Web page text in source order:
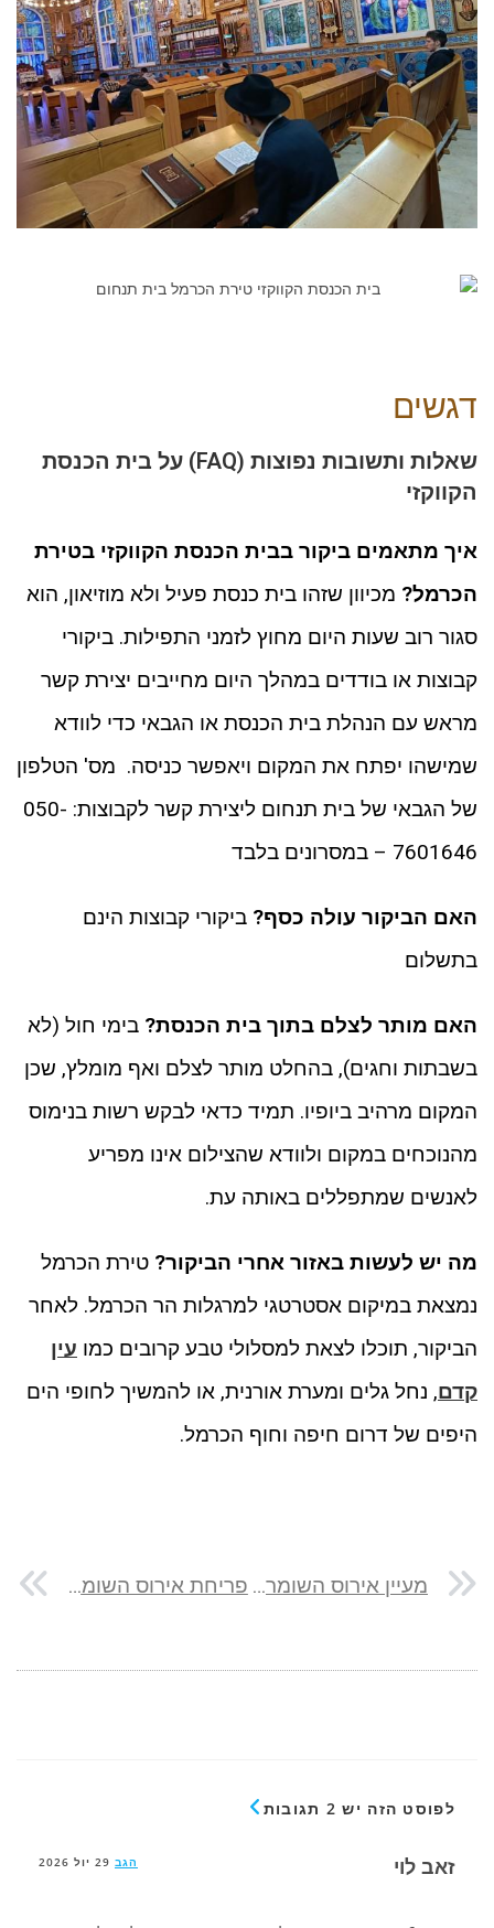
דגשים
שאלות ותשובות נפוצות (FAQ) על בית הכנסת
הקווקזי
איך מתאמים ביקור בבית הכנסת הקווקזי בטירת
הכרמל? מכיוון שזהו בית כנסת פעיל ולא מוזיאון, הוא
סגור רוב שעות היום מחוץ לזמני התפילות. ביקורי
קבוצות או בודדים במהלך היום מחייבים יצירת קשר
מראש עם הנהלת בית הכנסת או הגבאי כדי לוודא
שמישהו יפתח את המקום ויאפשר כניסה. מס' הטלפון
של הגבאי של בית תנחום ליצירת קשר לקבוצות: 050-
7601646 – במסרונים בלבד
האם הביקור עולה כסף? ביקורי קבוצות הינם
בתשלום
האם מותר לצלם בתוך בית הכנסת? בימי חול (לא
בשבתות וחגים), בהחלט מותר לצלם ואף מומלץ, שכן
המקום מרהיב ביופיו. תמיד כדאי לבקש רשות בנימוס
מהנוכחים במקום ולוודא שהצילום אינו מפריע
לאנשים שמתפללים באותה עת.
מה יש לעשות באזור אחרי הביקור? טירת הכרמל
נמצאת במיקום אסטרטגי למרגלות הר הכרמל. לאחר
הביקור, תוכלו לצאת למסלולי טבע קרובים כמו עין
קדם, נחל גלים ומערת אורנית, או להמשיך לחופי הים
היפים של דרום חיפה וחוף הכרמל.
מעיין אירוס השומרון: הפנינה האקולוגית של רכס הגדעונים פריחת אירוס השומרון באיתמר: המופע המרהיב ברכס הגדעונים
לפוסט הזה יש 2 תגובות
זאב לוי הגב 29 יול 2026